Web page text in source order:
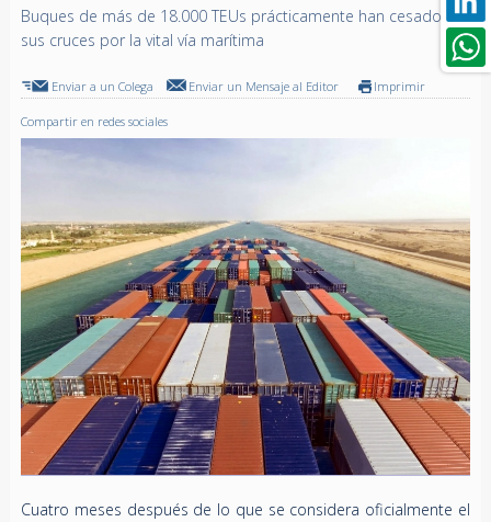
Buques de más de 18.000 TEUs prácticamente han cesado
sus cruces por la vital vía marítima
Enviar a un Colega Enviar un Mensaje al Editor Imprimir
Compartir en redes sociales
Cuatro meses después de lo que se considera oficialmente el